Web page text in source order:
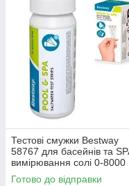
Тестові смужки Bestway
58767 для басейнів та
вимірювання солі 0-8000
ppm, 25 шт. в уп.
Готово до відправки